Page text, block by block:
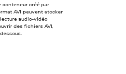
conteneur créé par
AVI peuvent stocker
audio-vidéo
des fichiers AVI,